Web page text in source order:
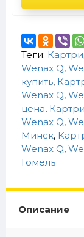
Теги:
Wenax Q,
купить,
Wenax Q,
цена,
Wenax Q,
Минск,
Wenax Q,
Гомель
Описание